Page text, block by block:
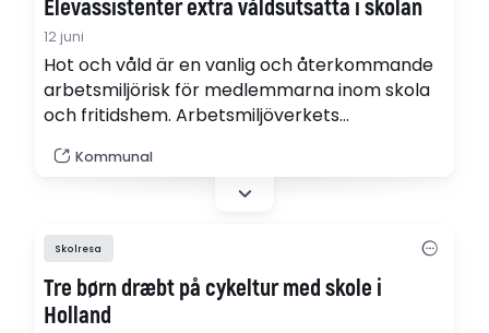
Elevassistenter extra våldsutsatta i skolan
12 juni
Hot och våld är en vanlig och återkommande
arbetsmiljörisk för medlemmarna inom skola
och fritidshem. Arbetsmiljöverkets
lärarassistenter är särskilt utsatta för hot och
Kommunal
Skolresa
Tre børn dræbt på cykeltur med skole i
Holland